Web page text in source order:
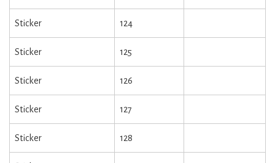
Sticker 124
Sticker 125
Sticker 126
Sticker 127
Sticker 128